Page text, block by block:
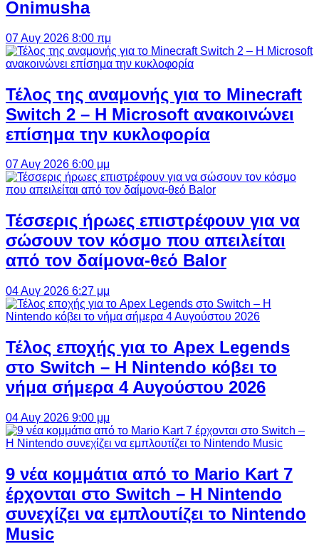
Onimusha
07 Αυγ 2026 8:00 πμ
Τέλος της αναμονής για το Minecraft
Switch 2 – Η Microsoft ανακοινώνει
επίσημα την κυκλοφορία
07 Αυγ 2026 6:00 μμ
Τέσσερις ήρωες επιστρέφουν για να
σώσουν τον κόσμο που απειλείται
από τον δαίμονα-θεό Balor
04 Αυγ 2026 6:27 μμ
Τέλος εποχής για το Apex Legends
στο Switch – Η Nintendo κόβει το
νήμα σήμερα 4 Αυγούστου 2026
04 Αυγ 2026 9:00 μμ
9 νέα κομμάτια από το Mario Kart 7
έρχονται στο Switch – Η Nintendo
συνεχίζει να εμπλουτίζει το Nintendo
Music